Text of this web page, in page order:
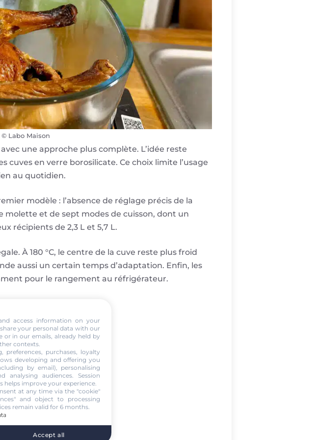
Labo Maison
une approche plus complète. L’idée reste
cuves en verre borosilicate. Ce choix limite l’usage
au quotidien.
modèle : l’absence de réglage précis de la
molette et de sept modes de cuisson, dont un
récipients de 2,3 L et 5,7 L.
À 180 °C, le centre de la cuve reste plus froid
aussi un certain temps d’adaptation. Enfin, les
pour le rangement au réfrigérateur.
access information on your
your personal data with our
in our emails, already held by
contexts.
preferences, purchases, loyalty
developing and offering you
by email), personalising
analysing audiences. Session
improve your experience.
at any time via the "cookie"
and object to processing
remain valid for 6 months.
Accept all